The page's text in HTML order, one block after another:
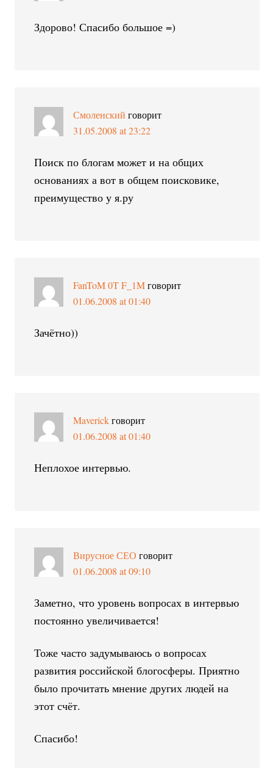
Здорово! Спасибо большое =)
Смоленский говорит
31.05.2008 at 23:22
Поиск по блогам может и на общих
основаниях а вот в общем поисковике,
преимущество у я.ру
FanToM 0T F_1M говорит
01.06.2008 at 01:40
Зачётно))
Maverick говорит
01.06.2008 at 01:40
Неплохое интервью.
Вирусное СЕО говорит
01.06.2008 at 09:10
Заметно, что уровень вопросах в интервью
постоянно увеличивается!
Тоже часто задумываюсь о вопросах
развития российской блогосферы. Приятно
было прочитать мнение других людей на
этот счёт.
Спасибо!